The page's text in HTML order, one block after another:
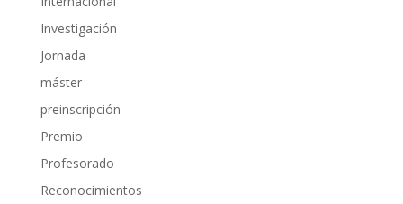
Investigación
Jornada
máster
preinscripción
Premio
Profesorado
Reconocimientos